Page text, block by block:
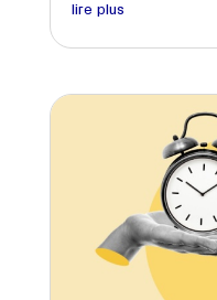
lire plus